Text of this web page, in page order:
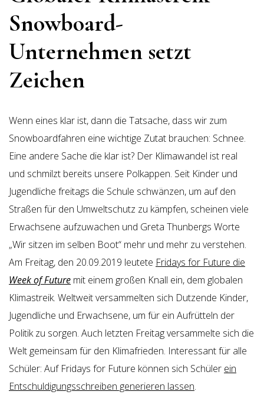
Snowboard-
Unternehmen setzt
Zeichen
Wenn eines klar ist, dann die Tatsache, dass wir zum
Snowboardfahren eine wichtige Zutat brauchen: Schnee.
Eine andere Sache die klar ist? Der Klimawandel ist real
und schmilzt bereits unsere Polkappen. Seit Kinder und
Jugendliche freitags die Schule schwänzen, um auf den
Straßen für den Umweltschutz zu kämpfen, scheinen viele
Erwachsene aufzuwachen und Greta Thunbergs Worte
„Wir sitzen im selben Boot“ mehr und mehr zu verstehen.
Am Freitag, den 20.09.2019 leutete Fridays for Future die
Week of Future mit einem großen Knall ein, dem globalen
Klimastreik. Weltweit versammelten sich Dutzende Kinder,
Jugendliche und Erwachsene, um für ein Aufrütteln der
Politik zu sorgen. Auch letzten Freitag versammelte sich die
Welt gemeinsam für den Klimafrieden. Interessant für alle
Schüler: Auf Fridays for Future können sich Schüler ein
Entschuldigungsschreiben generieren lassen.